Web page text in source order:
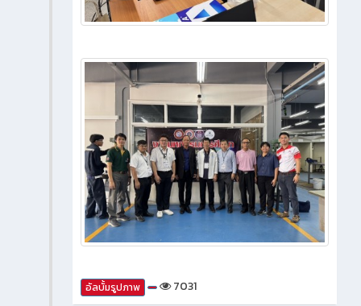
อัลบั้มรูปภาพ 7031